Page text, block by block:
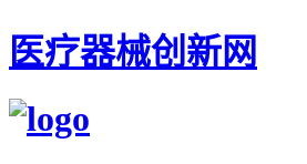
医疗器械创新网